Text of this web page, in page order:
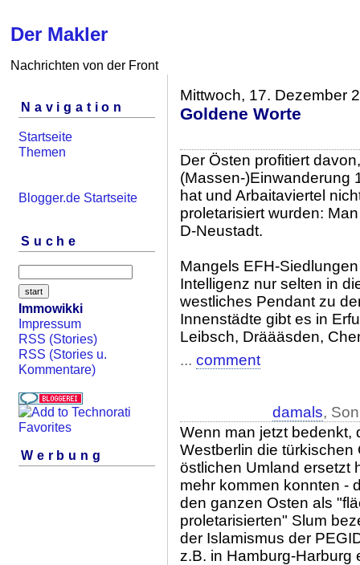
Der Makler
Nachrichten von der Front
Navigation
Startseite
Themen
Blogger.de Startseite
Suche
Immowikki
Impressum
RSS (Stories)
RSS (Stories u.
Kommentare)
Werbung
Mittwoch, 17. Dezember
Goldene Worte
Der Östen profitiert
(Massen-)Einwanderung
hat und Arbaitaviertel
proletarisiert wurden:
D-Neustadt.
Mangels EFH-
Intelligenz nur selten in
westliches Pendant zu
Innenstädte gibt es in
Leibsch, Dräääsden,
... comment
damals,
Wenn man jetzt bedenkt,
Westberlin die
östlichen Umland ersetzt
mehr kommen konnten -
den ganzen Osten als
proletarisierten" Slum
der Islamismus der
z.B. in Hamburg-Harburg